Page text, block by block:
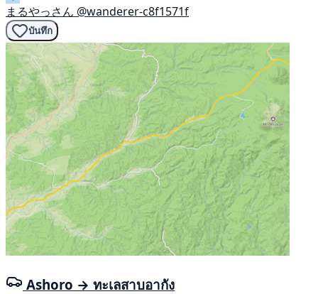
まるやっさん @wanderer-c8f1571f
บันทึก
Ashoro → ทะเลสาบอากัง